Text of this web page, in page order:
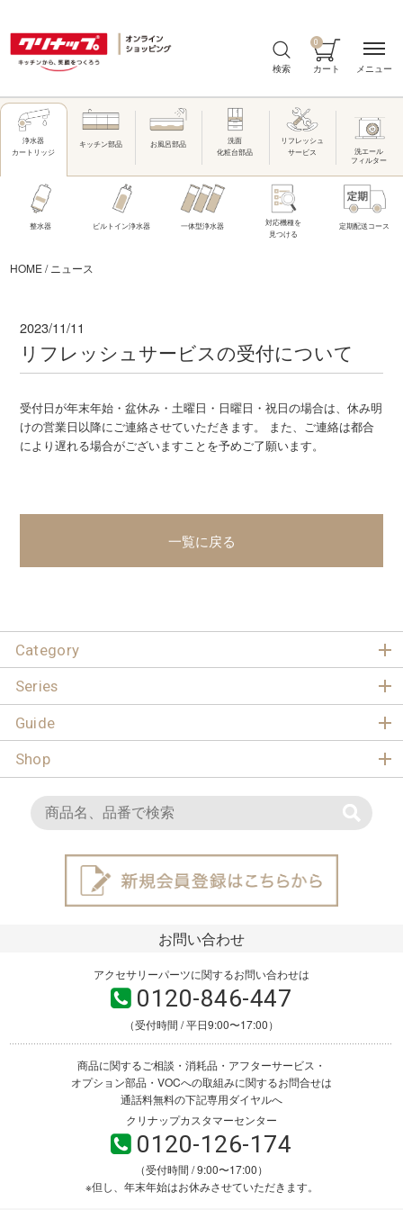
検索 カート
0
浄水器
カートリッジ
キッチン部品 お風呂部品
洗面
化粧台部品
リフレッシュ
サービス
洗エール
フィルター
整水器 ビルトイン浄水器 一体型浄水器
対応機種を
見つける
定期配送コース
HOME/ ニュース
2023/11/11
リフレッシュサービスの受付について
受付日が年末年始・盆休み・土曜日・日曜日・祝日の場合は、休み明
けの営業日以降にご連絡させていただきます。 また、ご連絡は都合
により遅れる場合がございますことを予めご了願います。
一覧に戻る
Category
Series
Guide
Shop
お問い合わせ
アクセサリーパーツに関するお問い合わせは
0120-846-447
（受付時間 / 平日9:00〜17:00）
商品に関するご相談・消耗品・アフターサービス・
オプション部品・VOCへの取組みに関するお問合せは
通話料無料の下記専用ダイヤルへ
クリナップカスタマーセンター
0120-126-174
（受付時間 / 9:00〜17:00）
※但し、年末年始はお休みさせていただきます。
メニュー